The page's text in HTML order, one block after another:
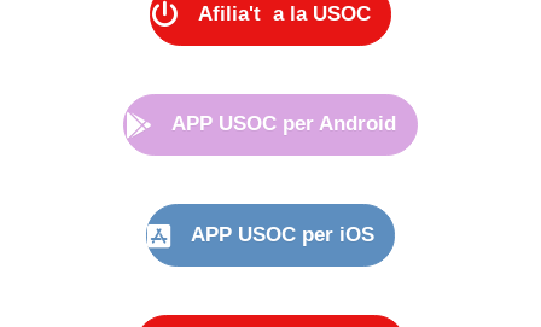
Afilia't a la USOC
APP USOC per Android
APP USOC per iOS